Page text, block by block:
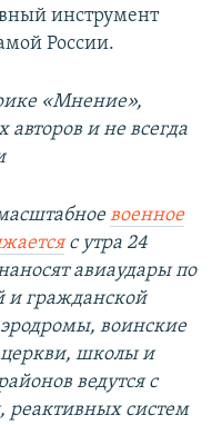
инструмент
России.
«Мнение»,
и не всегда
военное
с утра 24
авиаудары по
и гражданской
воинские
церкви, школы и
ведутся с
реактивных систем